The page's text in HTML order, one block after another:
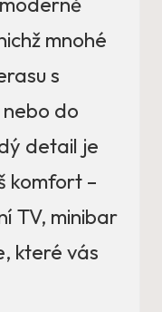
mnohé
s
do
detail je
komfort –
TV, minibar
které vás